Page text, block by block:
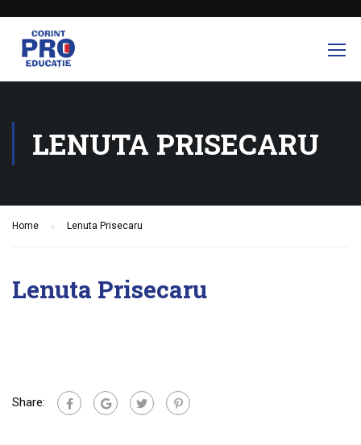
LENUTA PRISECARU
Home Lenuta Prisecaru
Lenuta Prisecaru
Share: